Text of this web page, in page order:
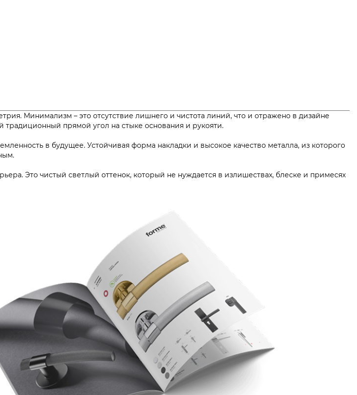
Минимализм – это отсутствие лишнего и чистота линий, что и отражено в дизайне
традиционный прямой угол на стыке основания и рукояти.
в будущее. Устойчивая форма накладки и высокое качество металла, из которого
Это чистый светлый оттенок, который не нуждается в излишествах, блеске и примесях